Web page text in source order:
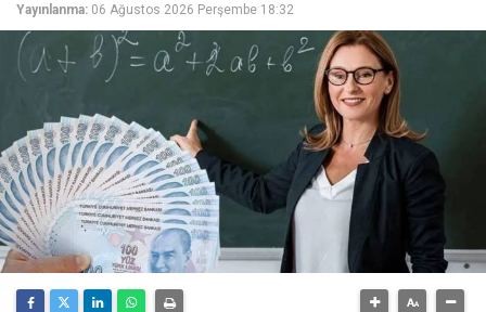
Yayınlanma: 06 Ağustos 2026 Perşembe 18:32